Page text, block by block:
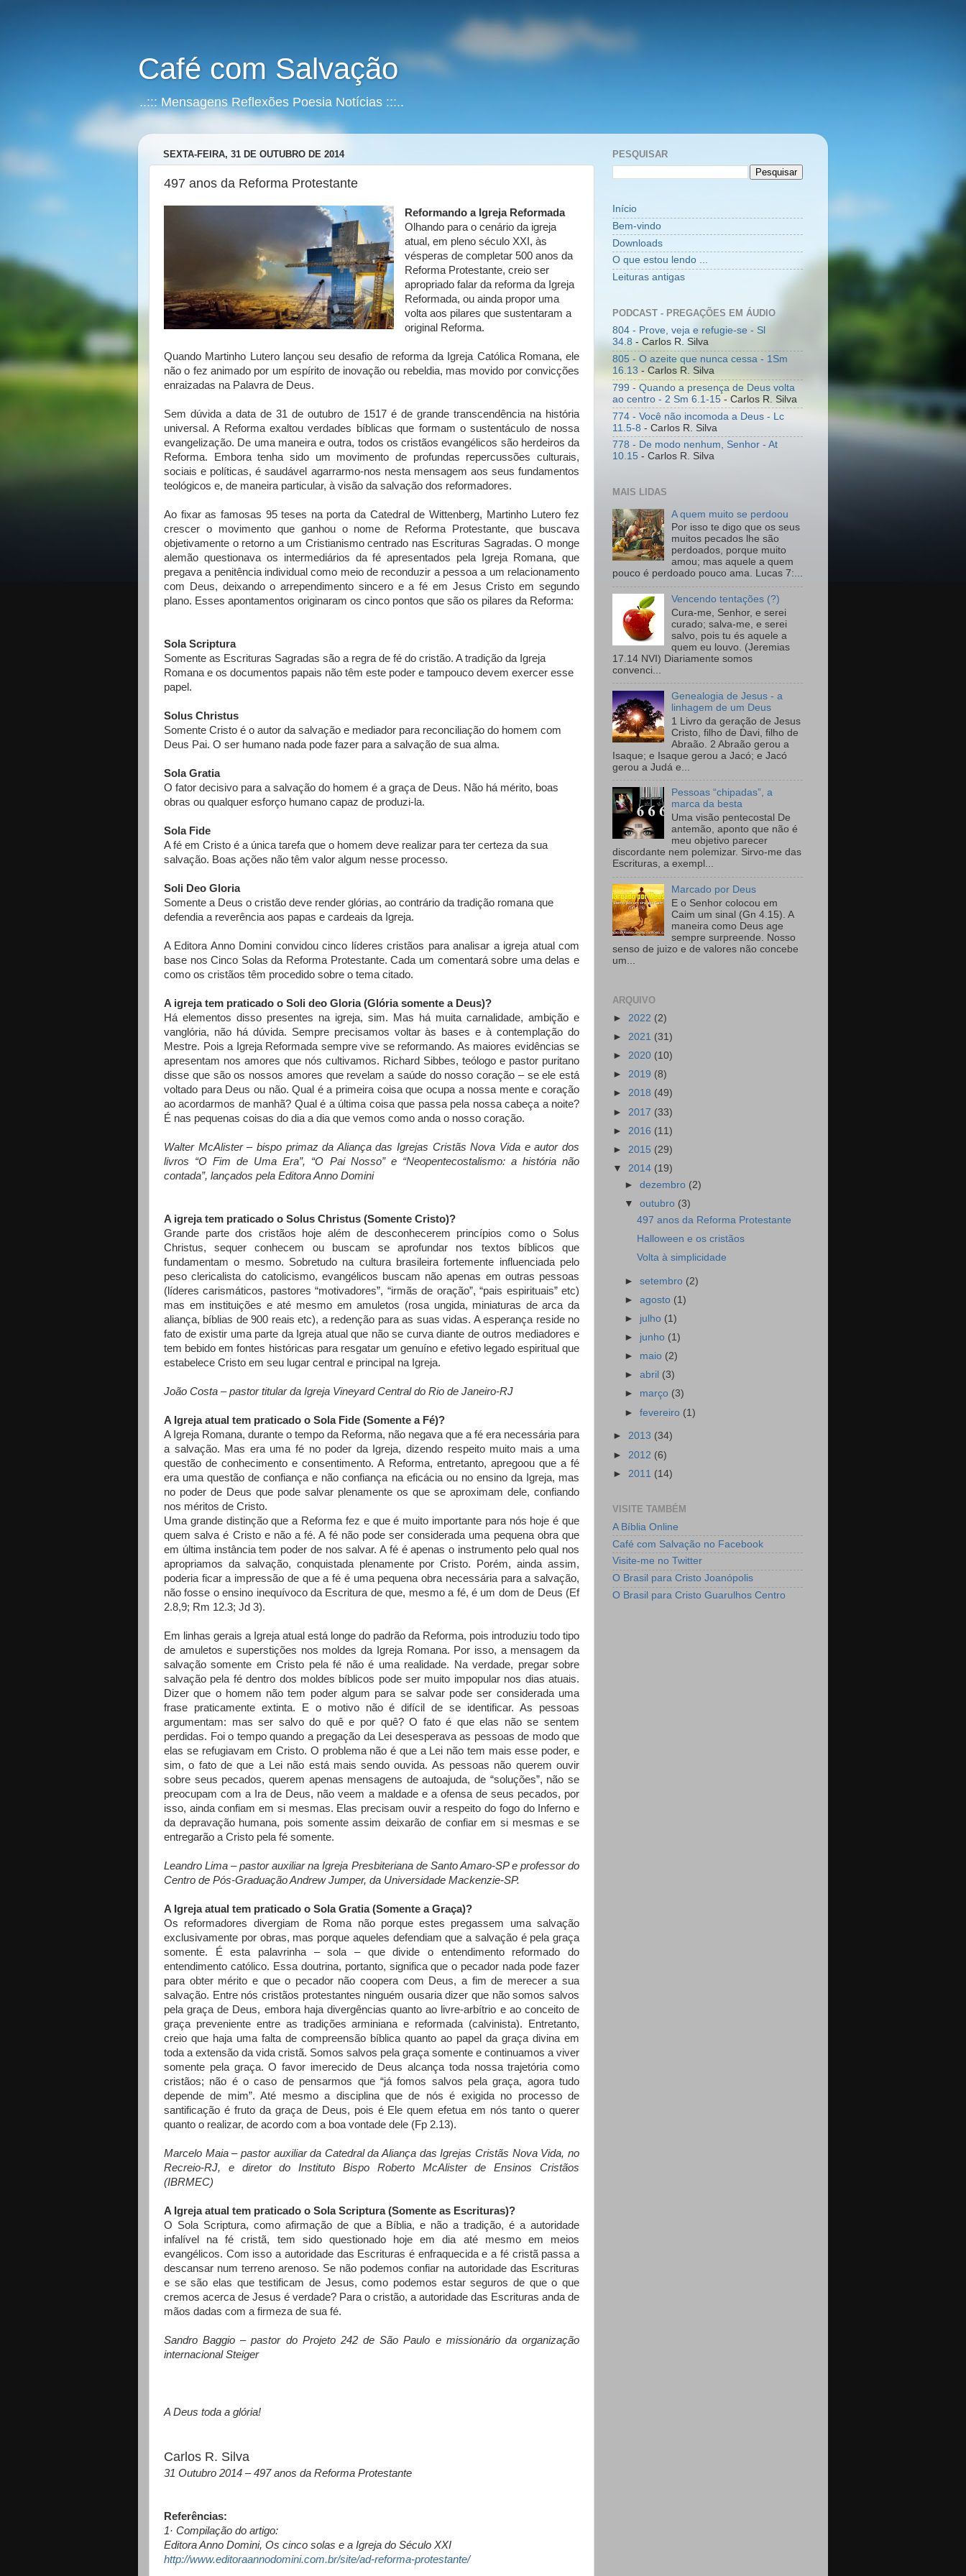
Café com Salvação
..::: Mensagens Reflexões Poesia Notícias :::..
SEXTA-FEIRA, 31 DE OUTUBRO DE 2014
497 anos da Reforma Protestante
Reformando a Igreja Reformada
Olhando para o cenário da igreja
atual, em pleno século XXI, às
vésperas de completar 500 anos da
Reforma Protestante, creio ser
apropriado falar da reforma da Igreja
Reformada, ou ainda propor uma
volta aos pilares que sustentaram a
original Reforma.
Quando Martinho Lutero lançou seu desafio de reforma da Igreja Católica Romana, ele
não o fez animado por um espírito de inovação ou rebeldia, mas movido por convicções
enraizadas na Palavra de Deus.
Sem dúvida a data de 31 de outubro de 1517 é de grande transcendência na história
universal. A Reforma exaltou verdades bíblicas que formam o sustentáculo de nossa
evangelização. De uma maneira e outra, todos os cristãos evangélicos são herdeiros da
Reforma. Embora tenha sido um movimento de profundas repercussões culturais,
sociais e políticas, é saudável agarrarmo-nos nesta mensagem aos seus fundamentos
teológicos e, de maneira particular, à visão da salvação dos reformadores.
Ao fixar as famosas 95 teses na porta da Catedral de Wittenberg, Martinho Lutero fez
crescer o movimento que ganhou o nome de Reforma Protestante, que buscava
objetivamente o retorno a um Cristianismo centrado nas Escrituras Sagradas. O monge
alemão questionava os intermediários da fé apresentados pela Igreja Romana, que
pregava a penitência individual como meio de reconduzir a pessoa a um relacionamento
com Deus, deixando o arrependimento sincero e a fé em Jesus Cristo em segundo
plano. Esses apontamentos originaram os cinco pontos que são os pilares da Reforma:
Sola Scriptura
Somente as Escrituras Sagradas são a regra de fé do cristão. A tradição da Igreja
Romana e os documentos papais não têm este poder e tampouco devem exercer esse
papel.
Solus Christus
Somente Cristo é o autor da salvação e mediador para reconciliação do homem com
Deus Pai. O ser humano nada pode fazer para a salvação de sua alma.
Sola Gratia
O fator decisivo para a salvação do homem é a graça de Deus. Não há mérito, boas
obras ou qualquer esforço humano capaz de produzi-la.
Sola Fide
A fé em Cristo é a única tarefa que o homem deve realizar para ter certeza da sua
salvação. Boas ações não têm valor algum nesse processo.
Soli Deo Gloria
Somente a Deus o cristão deve render glórias, ao contrário da tradição romana que
defendia a reverência aos papas e cardeais da Igreja.
A Editora Anno Domini convidou cinco líderes cristãos para analisar a igreja atual com
base nos Cinco Solas da Reforma Protestante. Cada um comentará sobre uma delas e
como os cristãos têm procedido sobre o tema citado.
A igreja tem praticado o Soli deo Gloria (Glória somente a Deus)?
Há elementos disso presentes na igreja, sim. Mas há muita carnalidade, ambição e
vanglória, não há dúvida. Sempre precisamos voltar às bases e à contemplação do
Mestre. Pois a Igreja Reformada sempre vive se reformando. As maiores evidências se
apresentam nos amores que nós cultivamos. Richard Sibbes, teólogo e pastor puritano
disse que são os nossos amores que revelam a saúde do nosso coração – se ele está
voltado para Deus ou não. Qual é a primeira coisa que ocupa a nossa mente e coração
ao acordarmos de manhã? Qual é a última coisa que passa pela nossa cabeça a noite?
É nas pequenas coisas do dia a dia que vemos como anda o nosso coração.
Walter McAlister – bispo primaz da Aliança das Igrejas Cristãs Nova Vida e autor dos
livros “O Fim de Uma Era”, “O Pai Nosso” e “Neopentecostalismo: a história não
contada”, lançados pela Editora Anno Domini
A igreja tem praticado o Solus Christus (Somente Cristo)?
Grande parte dos cristãos hoje além de desconhecerem princípios como o Solus
Christus, sequer conhecem ou buscam se aprofundar nos textos bíblicos que
fundamentam o mesmo. Sobretudo na cultura brasileira fortemente influenciada pelo
peso clericalista do catolicismo, evangélicos buscam não apenas em outras pessoas
(líderes carismáticos, pastores “motivadores”, “irmãs de oração”, “pais espirituais” etc)
mas em instituições e até mesmo em amuletos (rosa ungida, miniaturas de arca da
aliança, bíblias de 900 reais etc), a redenção para as suas vidas. A esperança reside no
fato de existir uma parte da Igreja atual que não se curva diante de outros mediadores e
tem bebido em fontes históricas para resgatar um genuíno e efetivo legado espiritual que
estabelece Cristo em seu lugar central e principal na Igreja.
João Costa – pastor titular da Igreja Vineyard Central do Rio de Janeiro-RJ
A Igreja atual tem praticado o Sola Fide (Somente a Fé)?
A Igreja Romana, durante o tempo da Reforma, não negava que a fé era necessária para
a salvação. Mas era uma fé no poder da Igreja, dizendo respeito muito mais a uma
questão de conhecimento e consentimento. A Reforma, entretanto, apregoou que a fé
era uma questão de confiança e não confiança na eficácia ou no ensino da Igreja, mas
no poder de Deus que pode salvar plenamente os que se aproximam dele, confiando
nos méritos de Cristo.
Uma grande distinção que a Reforma fez e que é muito importante para nós hoje é que
quem salva é Cristo e não a fé. A fé não pode ser considerada uma pequena obra que
em última instância tem poder de nos salvar. A fé é apenas o instrumento pelo qual nos
apropriamos da salvação, conquistada plenamente por Cristo. Porém, ainda assim,
poderia ficar a impressão de que a fé é uma pequena obra necessária para a salvação,
não fosse o ensino inequívoco da Escritura de que, mesmo a fé, é um dom de Deus (Ef
2.8,9; Rm 12.3; Jd 3).
Em linhas gerais a Igreja atual está longe do padrão da Reforma, pois introduziu todo tipo
de amuletos e superstições nos moldes da Igreja Romana. Por isso, a mensagem da
salvação somente em Cristo pela fé não é uma realidade. Na verdade, pregar sobre
salvação pela fé dentro dos moldes bíblicos pode ser muito impopular nos dias atuais.
Dizer que o homem não tem poder algum para se salvar pode ser considerada uma
frase praticamente extinta. E o motivo não é difícil de se identificar. As pessoas
argumentam: mas ser salvo do quê e por quê? O fato é que elas não se sentem
perdidas. Foi o tempo quando a pregação da Lei desesperava as pessoas de modo que
elas se refugiavam em Cristo. O problema não é que a Lei não tem mais esse poder, e
sim, o fato de que a Lei não está mais sendo ouvida. As pessoas não querem ouvir
sobre seus pecados, querem apenas mensagens de autoajuda, de “soluções”, não se
preocupam com a Ira de Deus, não veem a maldade e a ofensa de seus pecados, por
isso, ainda confiam em si mesmas. Elas precisam ouvir a respeito do fogo do Inferno e
da depravação humana, pois somente assim deixarão de confiar em si mesmas e se
entregarão a Cristo pela fé somente.
Leandro Lima – pastor auxiliar na Igreja Presbiteriana de Santo Amaro-SP e professor do
Centro de Pós-Graduação Andrew Jumper, da Universidade Mackenzie-SP.
A Igreja atual tem praticado o Sola Gratia (Somente a Graça)?
Os reformadores divergiam de Roma não porque estes pregassem uma salvação
exclusivamente por obras, mas porque aqueles defendiam que a salvação é pela graça
somente. É esta palavrinha – sola – que divide o entendimento reformado do
entendimento católico. Essa doutrina, portanto, significa que o pecador nada pode fazer
para obter mérito e que o pecador não coopera com Deus, a fim de merecer a sua
salvação. Entre nós cristãos protestantes ninguém ousaria dizer que não somos salvos
pela graça de Deus, embora haja divergências quanto ao livre-arbítrio e ao conceito de
graça preveniente entre as tradições arminiana e reformada (calvinista). Entretanto,
creio que haja uma falta de compreensão bíblica quanto ao papel da graça divina em
toda a extensão da vida cristã. Somos salvos pela graça somente e continuamos a viver
somente pela graça. O favor imerecido de Deus alcança toda nossa trajetória como
cristãos; não é o caso de pensarmos que “já fomos salvos pela graça, agora tudo
depende de mim”. Até mesmo a disciplina que de nós é exigida no processo de
santificação é fruto da graça de Deus, pois é Ele quem efetua em nós tanto o querer
quanto o realizar, de acordo com a boa vontade dele (Fp 2.13).
Marcelo Maia – pastor auxiliar da Catedral da Aliança das Igrejas Cristãs Nova Vida, no
Recreio-RJ, e diretor do Instituto Bispo Roberto McAlister de Ensinos Cristãos
(IBRMEC)
A Igreja atual tem praticado o Sola Scriptura (Somente as Escrituras)?
O Sola Scriptura, como afirmação de que a Bíblia, e não a tradição, é a autoridade
infalível na fé cristã, tem sido questionado hoje em dia até mesmo em meios
evangélicos. Com isso a autoridade das Escrituras é enfraquecida e a fé cristã passa a
descansar num terreno arenoso. Se não podemos confiar na autoridade das Escrituras
e se são elas que testificam de Jesus, como podemos estar seguros de que o que
cremos acerca de Jesus é verdade? Para o cristão, a autoridade das Escrituras anda de
mãos dadas com a firmeza de sua fé.
Sandro Baggio – pastor do Projeto 242 de São Paulo e missionário da organização
internacional Steiger
A Deus toda a glória!
Carlos R. Silva
31 Outubro 2014 – 497 anos da Reforma Protestante
Referências:
1· Compilação do artigo:
Editora Anno Domini, Os cinco solas e a Igreja do Século XXI
http://www.editoraannodomini.com.br/site/ad-reforma-protestante/
PESQUISAR
Início
Bem-vindo
Downloads
O que estou lendo ...
Leituras antigas
PODCAST - PREGAÇÕES EM ÁUDIO
804 - Prove, veja e refugie-se - Sl
34.8 - Carlos R. Silva
805 - O azeite que nunca cessa - 1Sm
16.13 - Carlos R. Silva
799 - Quando a presença de Deus volta
ao centro - 2 Sm 6.1-15 - Carlos R. Silva
774 - Você não incomoda a Deus - Lc
11.5-8 - Carlos R. Silva
778 - De modo nenhum, Senhor - At
10.15 - Carlos R. Silva
MAIS LIDAS
A quem muito se perdoou
Por isso te digo que os seus
muitos pecados lhe são
perdoados, porque muito
amou; mas aquele a quem
pouco é perdoado pouco ama. Lucas 7:...
Vencendo tentações (?)
Cura-me, Senhor, e serei
curado; salva-me, e serei
salvo, pois tu és aquele a
quem eu louvo. (Jeremias
17.14 NVI) Diariamente somos
convenci...
Genealogia de Jesus - a
linhagem de um Deus
1 Livro da geração de Jesus
Cristo, filho de Davi, filho de
Abraão. 2 Abraão gerou a
Isaque; e Isaque gerou a Jacó; e Jacó
gerou a Judá e...
Pessoas “chipadas”, a
marca da besta
Uma visão pentecostal De
antemão, aponto que não é
meu objetivo parecer
discordante nem polemizar. Sirvo-me das
Escrituras, a exempl...
Marcado por Deus
E o Senhor colocou em
Caim um sinal (Gn 4.15). A
maneira como Deus age
sempre surpreende. Nosso
senso de juizo e de valores não concebe
um...
ARQUIVO
► 2022 (2)
► 2021 (31)
► 2020 (10)
► 2019 (8)
► 2018 (49)
► 2017 (33)
► 2016 (11)
► 2015 (29)
▼ 2014 (19)
►dezembro (2)
▼outubro (3)
497 anos da Reforma Protestante
Halloween e os cristãos
Volta à simplicidade
►setembro (2)
►agosto (1)
► julho (1)
► junho (1)
► maio (2)
►abril (3)
► março (3)
►fevereiro (1)
► 2013 (34)
► 2012 (6)
► 2011 (14)
VISITE TAMBÉM
A Bíblia Online
Café com Salvação no Facebook
Visite-me no Twitter
O Brasil para Cristo Joanópolis
O Brasil para Cristo Guarulhos Centro